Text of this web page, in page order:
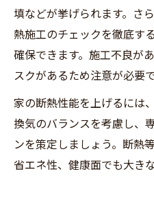
填などが挙げられます。さ
熱施工のチェックを徹底す
確保できます。施工不良が
スクがあるため注意が必要で
家の断熱性能を上げるには
換気のバランスを考慮し、
ンを策定しましょう。断熱
省エネ性、健康面でも大き